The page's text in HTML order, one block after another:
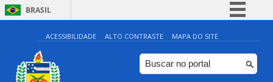
BRASIL
Simplifique!
Comunica BR
Participe
ACESSIBILIDADE ALTO CONTRASTE MAPA DO SITE